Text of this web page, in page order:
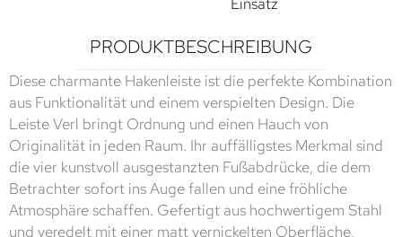
PRODUKTBESCHREIBUNG
Diese charmante Hakenleiste ist die perfekte Kombination
aus Funktionalität und einem verspielten Design. Die
Leiste Verl bringt Ordnung und einen Hauch von
Originalität in jeden Raum. Ihr auffälligstes Merkmal sind
die vier kunstvoll ausgestanzten Fußabdrücke, die dem
Betrachter sofort ins Auge fallen und eine fröhliche
Atmosphäre schaffen. Gefertigt aus hochwertigem Stahl
und veredelt mit einer matt vernickelten Oberfläche,